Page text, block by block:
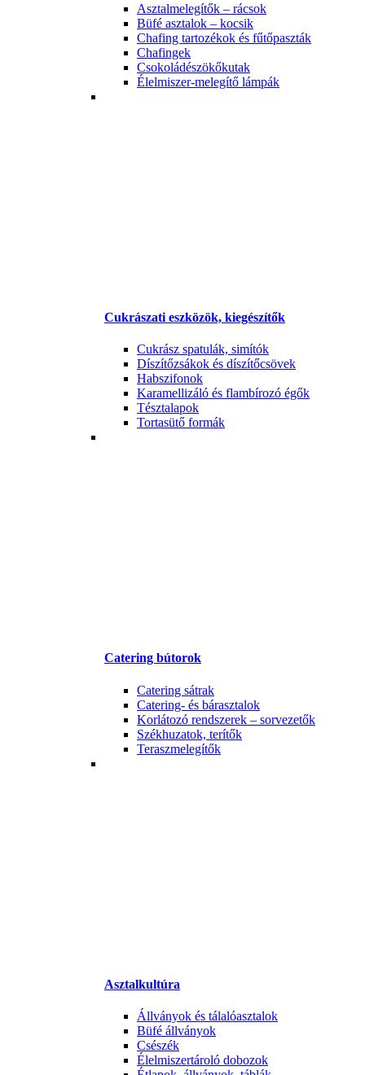
Asztalmelegítők – rácsok
Büfé asztalok – kocsik
Chafing tartozékok és fűtőpaszták
Chafingek
Csokoládészökőkutak
Élelmiszer-melegítő lámpák
Cukrászati eszközök, kiegészítők
Cukrász spatulák, simítók
Díszítőzsákok és díszítőcsövek
Habszifonok
Karamellizáló és flambírozó égők
Tésztalapok
Tortasütő formák
Catering bútorok
Catering sátrak
Catering- és bárasztalok
Korlátozó rendszerek – sorvezetők
Székhuzatok, terítők
Teraszmelegítők
Asztalkultúra
Állványok és tálalóasztalok
Büfé állványok
Csészék
Élelmiszertároló dobozok